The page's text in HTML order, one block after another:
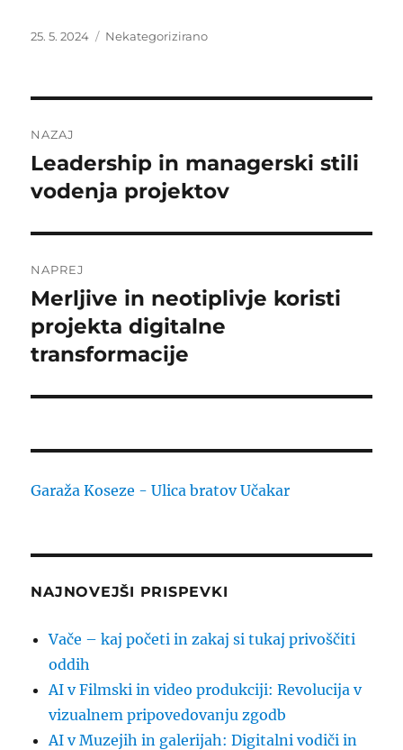
Objavljeno
25. 5. 2024 Kategorije
Nekategorizirano
prispevka
NAZAJ
Prejšnji
prispevek:
Leadership in managerski stili
vodenja projektov
NAPREJ
Naslednji
prispevek:
Merljive in neotiplivje koristi
projekta digitalne
transformacije
Garaža Koseze - Ulica bratov Učakar
NAJNOVEJŠI PRISPEVKI
Vače – kaj početi in zakaj si tukaj privoščiti
oddih
AI v Filmski in video produkciji: Revolucija v
vizualnem pripovedovanju zgodb
AI v Muzejih in galerijah: Digitalni vodiči in